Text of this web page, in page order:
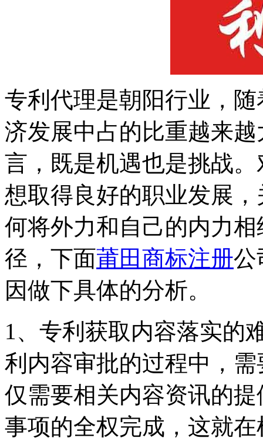
专利代理是朝阳行业，
济发展中占的比重越来
言，既是机遇也是挑战
想取得良好的职业发展
何将外力和自己的内力
径，下面莆田商标注册公
因做下具体的分析。
1、专利获取内容落实的
利内容审批的过程中，
仅需要相关内容资讯的
事项的全权完成，这就